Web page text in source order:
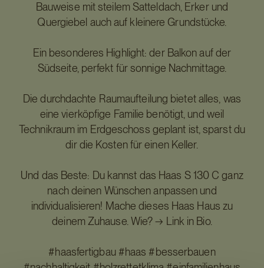
Bauweise mit steilem Satteldach, Erker und
Quergiebel auch auf kleinere Grundstücke.
Ein besonderes Highlight: der Balkon auf der
Südseite, perfekt für sonnige Nachmittage.
Die durchdachte Raumaufteilung bietet alles, was
eine vierköpfige Familie benötigt, und weil
Technikraum im Erdgeschoss geplant ist, sparst du
dir die Kosten für einen Keller.
Und das Beste: Du kannst das Haas S 130 C ganz
nach deinen Wünschen anpassen und
individualisieren! Mache dieses Haas Haus zu
deinem Zuhause. Wie? → Link in Bio.
#haasfertigbau #haas #besserbauen